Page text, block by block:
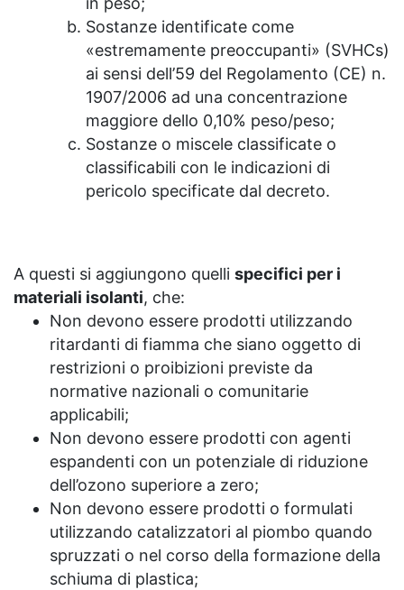
Sostanze identificate come
«estremamente preoccupanti» (SVHCs)
ai sensi dell’59 del Regolamento (CE) n.
1907/2006 ad una concentrazione
maggiore dello 0,10% peso/peso;
Sostanze o miscele classificate o
classificabili con le indicazioni di
pericolo specificate dal decreto.
A questi si aggiungono quelli specifici per i
materiali isolanti, che:
Non devono essere prodotti utilizzando
ritardanti di fiamma che siano oggetto di
restrizioni o proibizioni previste da
normative nazionali o comunitarie
applicabili;
Non devono essere prodotti con agenti
espandenti con un potenziale di riduzione
dell’ozono superiore a zero;
Non devono essere prodotti o formulati
utilizzando catalizzatori al piombo quando
spruzzati o nel corso della formazione della
schiuma di plastica;